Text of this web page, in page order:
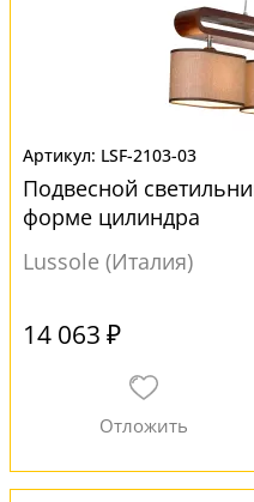
LSF-2103-03
Подвесной
форме цилиндра
Lussole (Италия)
14 063 ₽